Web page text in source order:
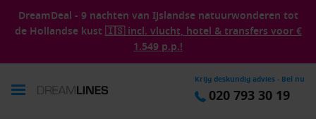
DreamDeal - 9 nachten van IJslandse natuurwonderen tot
de Hollandse kust 🇮🇸 incl. vlucht, hotel & transfers voor €
1.549 p.p.!
Krijg deskundig advies - Bel nu
020 793 30 19